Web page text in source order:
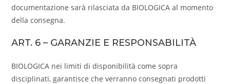
documentazione sarà rilasciata da BIOLOGICA al momento
della consegna.
ART. 6 – GARANZIE E RESPONSABILITÀ
BIOLOGICA nei limiti di disponibilità come sopra
disciplinati, garantisce che verranno consegnati prodotti